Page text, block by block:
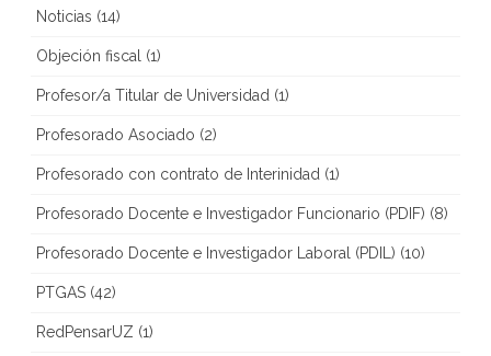
Noticias (14)
Objeción fiscal (1)
Profesor/a Titular de Universidad (1)
Profesorado Asociado (2)
Profesorado con contrato de Interinidad (1)
Profesorado Docente e Investigador Funcionario (PDIF) (8)
Profesorado Docente e Investigador Laboral (PDIL) (10)
PTGAS (42)
RedPensarUZ (1)